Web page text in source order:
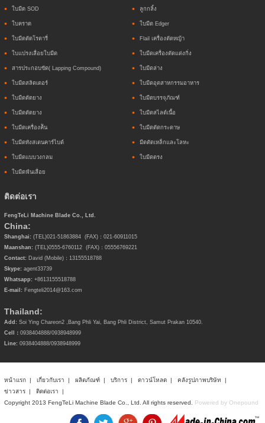
ใบมีด SOD ลูกกลิ้ง
ใบคราด ใบมีด Edger
ใบมีดตัดโรตารี่ Flail เครื่องตัดหญ้า
ใบแปรงเลื่อยใบมีด ใบมีดเครื่องตัดแต่งกิ่ง
สารประกอบขัด( Lapping Compound) ใบมีดล่าง
ใบมีดสลิดเตอร์ ใบมีดอุตสาหกรรมอาหาร
ใบมีดตัดยาง ใบมีดบรรจุภัณฑ์
ใบมีดตัดยาง ใบมีดสไลด์เนื้อ
ใบมีดเครื่องค้ัน ใบมีดตัดกระดาษ
ใบมีดทังสเตนคาร์ไบด์ มีดตัดเหล็กและโลหะ
ใบมีดแบบวงกลม ใบมีดตรง
ใบมีดฟันเลื่อย
ติดต่อเรา
FengTeLi Machine Blade Co., Ltd.
China:
Shanghai: (TEL)021-51863884 (FAX)：021-60911015
Maanshan: (TEL)0555-6760112 (FAX)：05556769221
Contact: David (Mobile)：13155518788
Skype: agent33739
Whatsapp: +8613155518788
E-mail: Fengteli2014@163.com
Thailand:
Add: Soi Ying Chareon2 ,Bang Phli Yai, Bang Phli District, Samut Prakan 10540.
Cell： 0938404888/0938948999
Line: 0938404888/0938948999
หน้าแรก| เกี่ยวกับเรา | ผลิตภัณฑ์| บริการ| ดาวน์โหลด| คลังรูปภาพบริษัท |
ข่าวสาร| ติดต่อเรา |
Copyright 2013 FengTeLi Machine Blade Co., Ltd. All rights reserved.
Powered by Onepound